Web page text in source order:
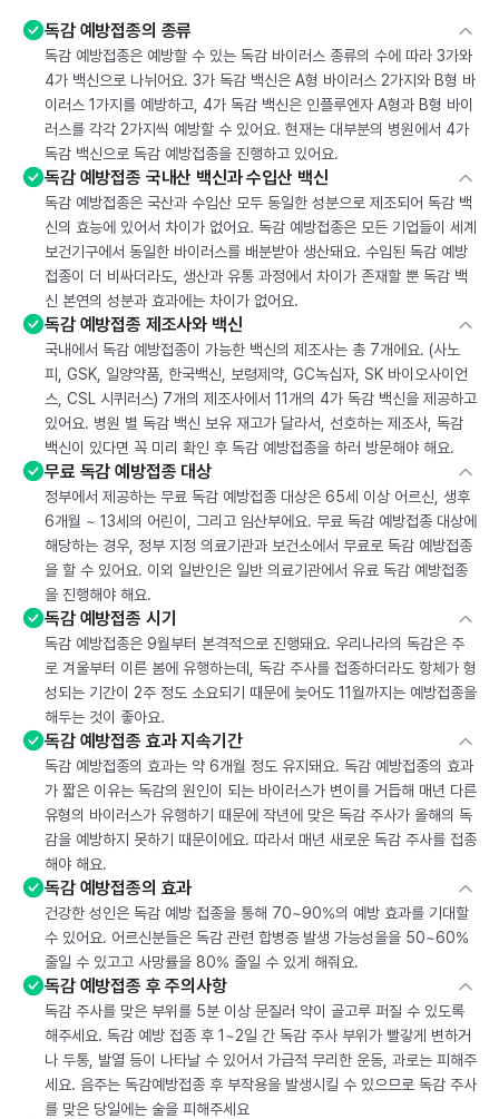
독감 예방접종의 종류
독감 예방접종은 예방할 수 있는 독감 바이러스 종류의 수에 따라 3가와
4가 백신으로 나뉘어요. 3가 독감 백신은 A형 바이러스 2가지와 B형 바
이러스 1가지를 예방하고, 4가 독감 백신은 인플루엔자 A형과 B형 바이
러스를 각각 2가지씩 예방할 수 있어요. 현재는 대부분의 병원에서 4가
독감 백신으로 독감 예방접종을 진행하고 있어요.
독감 예방접종 국내산 백신과 수입산 백신
독감 예방접종은 국산과 수입산 모두 동일한 성분으로 제조되어 독감 백
신의 효능에 있어서 차이가 없어요. 독감 예방접종은 모든 기업들이 세계
보건기구에서 동일한 바이러스를 배분받아 생산돼요. 수입된 독감 예방
접종이 더 비싸더라도, 생산과 유통 과정에서 차이가 존재할 뿐 독감 백
신 본연의 성분과 효과에는 차이가 없어요.
독감 예방접종 제조사와 백신
국내에서 독감 예방접종이 가능한 백신의 제조사는 총 7개에요. (사노
피, GSK, 일양약품, 한국백신, 보령제약, GC녹십자, SK 바이오사이언
스, CSL 시퀴러스) 7개의 제조사에서 11개의 4가 독감 백신을 제공하고
있어요. 병원 별 독감 백신 보유 재고가 달라서, 선호하는 제조사, 독감
백신이 있다면 꼭 미리 확인 후 독감 예방접종을 하러 방문해야 해요.
무료 독감 예방접종 대상
정부에서 제공하는 무료 독감 예방접종 대상은 65세 이상 어르신, 생후
6개월 ~ 13세의 어린이, 그리고 임산부에요. 무료 독감 예방접종 대상에
해당하는 경우, 정부 지정 의료기관과 보건소에서 무료로 독감 예방접종
을 할 수 있어요. 이외 일반인은 일반 의료기관에서 유료 독감 예방접종
을 진행해야 해요.
독감 예방접종 시기
독감 예방접종은 9월부터 본격적으로 진행돼요. 우리나라의 독감은 주
로 겨울부터 이른 봄에 유행하는데, 독감 주사를 접종하더라도 항체가 형
성되는 기간이 2주 정도 소요되기 때문에 늦어도 11월까지는 예방접종을
해두는 것이 좋아요.
독감 예방접종 효과 지속기간
독감 예방접종의 효과는 약 6개월 정도 유지돼요. 독감 예방접종의 효과
가 짧은 이유는 독감의 원인이 되는 바이러스가 변이를 거듭해 매년 다른
유형의 바이러스가 유행하기 때문에 작년에 맞은 독감 주사가 올해의 독
감을 예방하지 못하기 때문이에요. 따라서 매년 새로운 독감 주사를 접종
해야 해요.
독감 예방접종의 효과
건강한 성인은 독감 예방 접종을 통해 70~90%의 예방 효과를 기대할
수 있어요. 어르신분들은 독감 관련 합병증 발생 가능성을을 50~60%
줄일 수 있고고 사망률을 80% 줄일 수 있게 해줘요.
독감 예방접종 후 주의사항
독감 주사를 맞은 부위를 5분 이상 문질러 약이 골고루 퍼질 수 있도록
해주세요. 독감 예방 접종 후 1~2일 간 독감 주사 부위가 빨갛게 변하거
나 두통, 발열 등이 나타날 수 있어서 가급적 무리한 운동, 과로는 피해주
세요. 음주는 독감예방접종 후 부작용을 발생시킬 수 있으므로 독감 주사
를 맞은 당일에는 술을 피해주세요